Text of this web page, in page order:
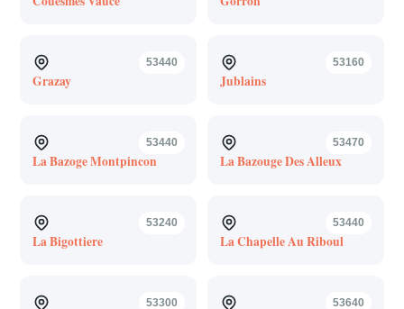
53440
Grazay
53160
Jublains
53440
La Bazoge Montpincon
53470
La Bazouge Des Alleux
53240
La Bigottiere
53440
La Chapelle Au Riboul
53300 53640